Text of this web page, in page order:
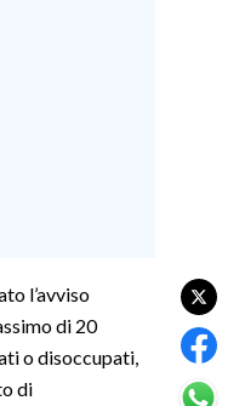
l’avviso
di 20
o disoccupati,
di